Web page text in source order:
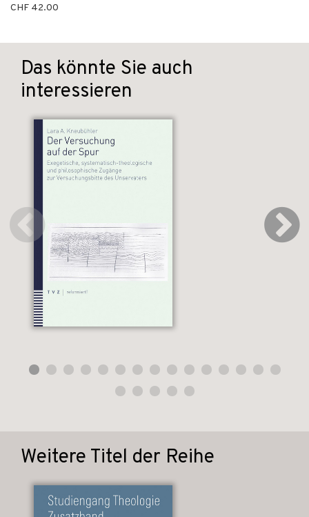
CHF 42.00
Das könnte Sie auch
interessieren
Weitere Titel der Reihe